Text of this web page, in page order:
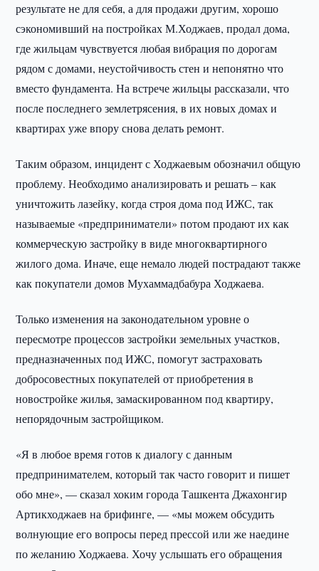
результате не для себя, а для продажи другим, хорошо
сэкономивший на постройках М.Ходжаев, продал дома,
где жильцам чувствуется любая вибрация по дорогам
рядом с домами, неустойчивость стен и непонятно что
вместо фундамента. На встрече жильцы рассказали, что
после последнего землетрясения, в их новых домах и
квартирах уже впору снова делать ремонт.
Таким образом, инцидент с Ходжаевым обозначил общую
проблему. Необходимо анализировать и решать – как
уничтожить лазейку, когда строя дома под ИЖС, так
называемые «предприниматели» потом продают их как
коммерческую застройку в виде многоквартирного
жилого дома. Иначе, еще немало людей пострадают также
как покупатели домов Мухаммадбабура Ходжаева.
Только изменения на законодательном уровне о
пересмотре процессов застройки земельных участков,
предназначенных под ИЖС, помогут застраховать
добросовестных покупателей от приобретения в
новостройке жилья, замаскированном под квартиру,
непорядочным застройщиком.
«Я в любое время готов к диалогу с данным
предпринимателем, который так часто говорит и пишет
обо мне», — сказал хоким города Ташкента Джахонгир
Артикходжаев на брифинге, — «мы можем обсудить
волнующие его вопросы перед прессой или же наедине
по желанию Ходжаева. Хочу услышать его обращения